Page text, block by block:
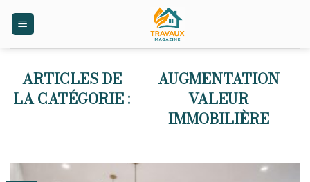
AUGMENTATION
VALEUR
IMMOBILIÈRE